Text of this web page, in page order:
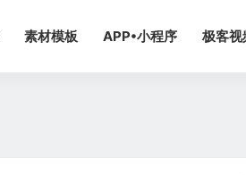
on line 322
素材模板 APP•小程序 极客视